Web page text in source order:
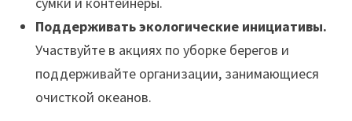
Поддерживать экологические инициативы.
Участвуйте в акциях по уборке берегов и
поддерживайте организации, занимающиеся
очисткой океанов.